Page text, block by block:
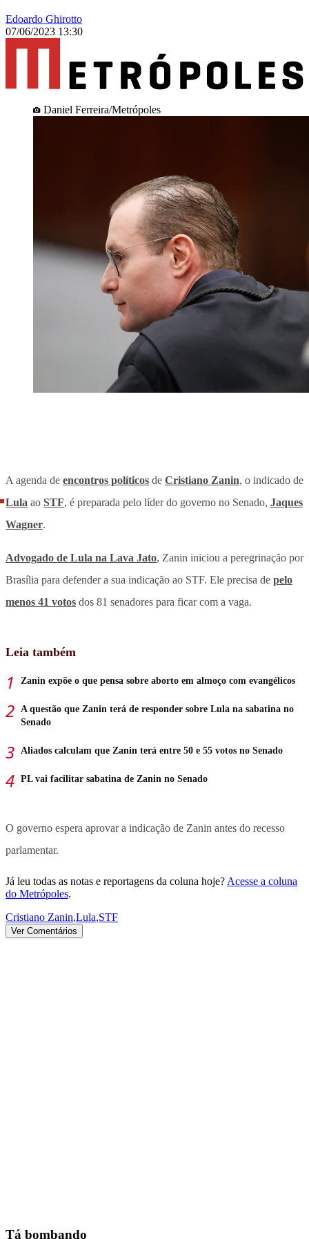
Edoardo Ghirotto
07/06/2023 13:30
Daniel Ferreira/Metrópoles
A agenda de encontros políticos de Cristiano Zanin, o indicado de
Lula ao STF, é preparada pelo líder do governo no Senado, Jaques
Wagner.
Advogado de Lula na Lava Jato, Zanin iniciou a peregrinação por
Brasília para defender a sua indicação ao STF. Ele precisa de pelo
menos 41 votos dos 81 senadores para ficar com a vaga.
Leia também
Zanin expõe o que pensa sobre aborto em almoço com evangélicos
A questão que Zanin terá de responder sobre Lula na sabatina no
Senado
Aliados calculam que Zanin terá entre 50 e 55 votos no Senado
PL vai facilitar sabatina de Zanin no Senado
O governo espera aprovar a indicação de Zanin antes do recesso
parlamentar.
Já leu todas as notas e reportagens da coluna hoje? Acesse a coluna
do Metrópoles.
Cristiano Zanin,Lula,STF
Ver Comentários
Tá bombando